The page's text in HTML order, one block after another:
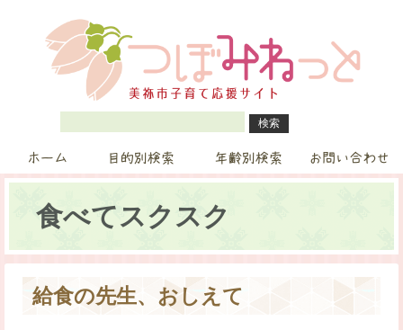
ホーム 目的別検索 年齢別検索 お問い合わせ
食べてスクスク
給食の先生、おしえて